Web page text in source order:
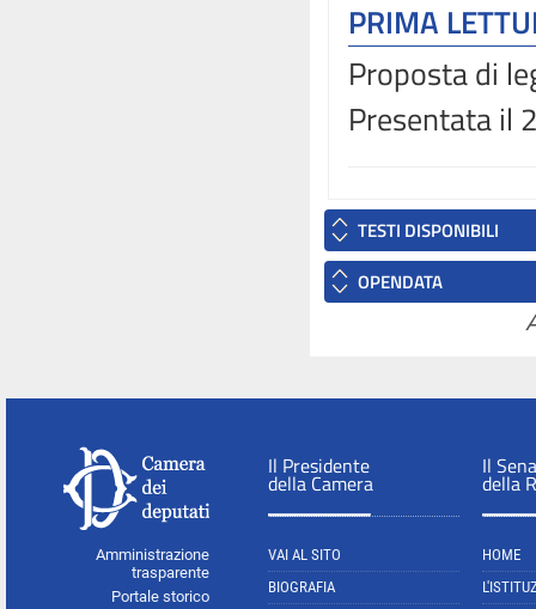
PRIMA
Proposta di
Presentata il
TESTI DISPONIBILI
OPENDATA
Amministrazione
trasparente
Portale storico
Il Presidente
della Camera
VAI AL SITO
BIOGRAFIA
Il
della
HOME